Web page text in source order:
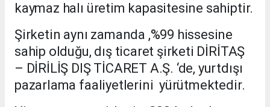
kaymaz halı üretim kapasitesine sahiptir.
Şirketin aynı zamanda ,%99 hissesine
sahip olduğu, dış ticaret şirketi DİRİTAŞ
– DİRİLİŞ DIŞ TİCARET A.Ş. ‘de, yurtdışı
pazarlama faaliyetlerini yürütmektedir.